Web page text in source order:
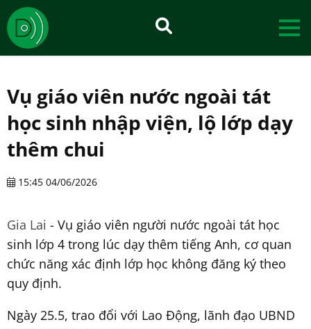
Vụ giáo viên nước ngoài tát
học sinh nhập viện, lộ lớp dạy
thêm chui
15:45 04/06/2026
Gia Lai - Vụ giáo viên người nước ngoài tát học
sinh lớp 4 trong lúc dạy thêm tiếng Anh, cơ quan
chức năng xác định lớp học không đăng ký theo
quy định.
Ngày 25.5, trao đổi với Lao Động, lãnh đạo UBND